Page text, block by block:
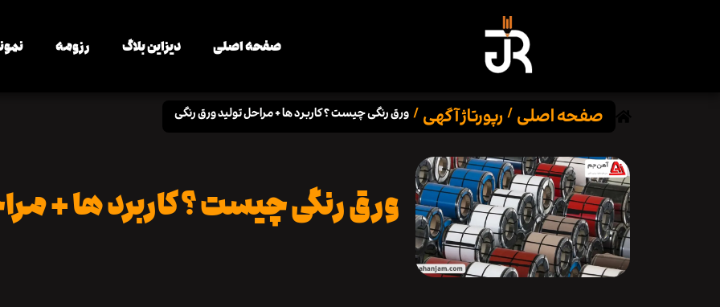
صفحه اصلی دیزاین بلاگ رزومه
صفحه اصلی / رپورتاژ آگهی / ورق رنگی چیست ؟ کاربرد ها + مراحل تولید ورق رنگی
ورق رنگی چیست ؟ کاربرد ها +